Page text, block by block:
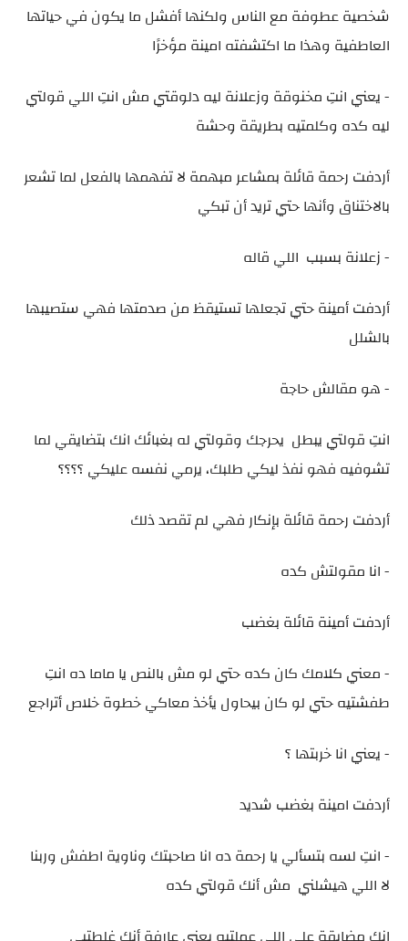
شخصية عطوفة مع الناس ولكنها أفشل ما يكون في حياتها
العاطفية وهذا ما اكتشفته امينة مؤخرًا
- يعني انتِ مخنوقة وزعلانة ليه دلوقتي مش انتِ اللي قولتي
ليه كده وكلمتيه بطريقة وحشة
أردفت رحمة قائلة بمشاعر مبهمة لا تفهمها بالفعل لما تشعر
بالاختناق وأنها حتي تريد أن تبكي
- زعلانة بسبب اللي قاله
أردفت أمينة حتي تجعلها تستيقظ من صدمتها فهي ستصيبها
بالشلل
- هو مقالش حاجة
انتِ قولتي يبطل يحرجك وقولتي له بغبائك انك بتضايقي لما
تشوفيه فهو نفذ ليكي طلبك، يرمي نفسه عليكي ؟؟؟؟
أردفت رحمة قائلة بإنكار فهي لم تقصد ذلك
- انا مقولتش كده
أردفت أمينة قائلة بغضب
- معني كلامك كان كده حتي لو مش بالنص يا ماما ده انتِ
طفشتيه حتي لو كان بيحاول يأخذ معاكي خطوة خلاص أتراجع
- يعني انا خربتها ؟
أردفت امينة بغضب شديد
- انتِ لسه بتسألي يا رحمة ده انا صاحبتك وناوية اطفش وربنا
لا اللي هيشلني مش أنك قولتي كده